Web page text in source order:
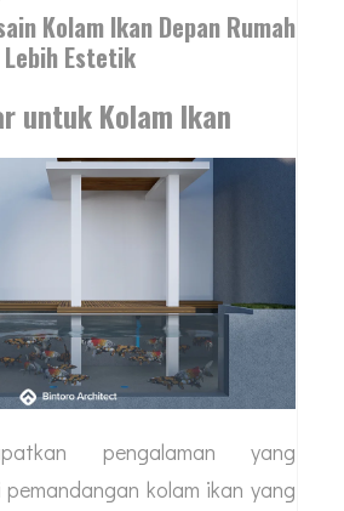
Kolam Ikan Depan Rumah
Lebih Estetik
untuk Kolam Ikan
pengalaman yang
pemandangan kolam ikan yang